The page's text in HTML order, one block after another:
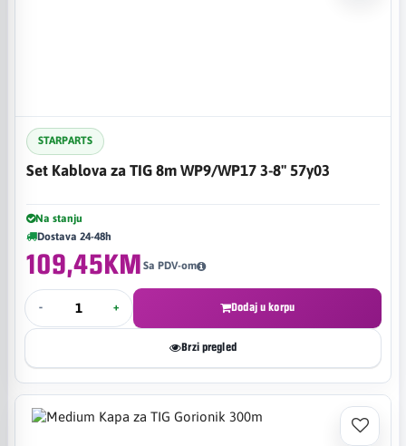
STARPARTS
Set Kablova za TIG 8m WP9/WP17 3-8" 57y03
Na stanju
Dostava 24-48h
109,45KM Sa PDV-om
- + Dodaj u korpu
Brzi pregled